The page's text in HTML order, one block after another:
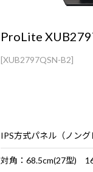
ProLite
[XUB2797QSN-B2]
IPS方式パネル（ノング
対角：68.5cm(27型)